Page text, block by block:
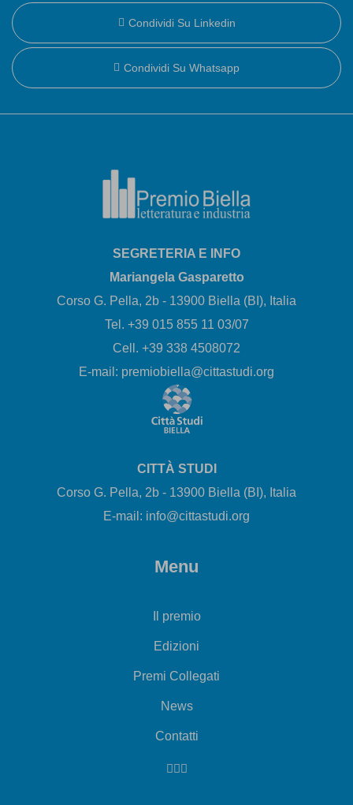
Condividi Su Linkedin
Condividi Su Whatsapp
SEGRETERIA E INFO
Mariangela Gasparetto
Corso G. Pella, 2b - 13900 Biella (BI), Italia
Tel. +39 015 855 11 03/07
Cell. +39 338 4508072
E-mail: premiobiella@cittastudi.org
CITTÀ STUDI
Corso G. Pella, 2b - 13900 Biella (BI), Italia
E-mail: info@cittastudi.org
Menu
Il premio
Edizioni
Premi Collegati
News
Contatti